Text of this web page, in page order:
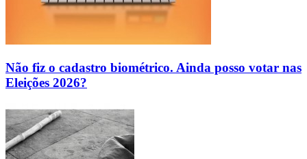
Não fiz o cadastro biométrico. Ainda posso votar nas
Eleições 2026?